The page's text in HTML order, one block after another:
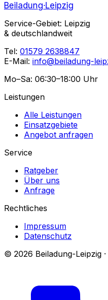
Beiladung·Leipzig
Service-Gebiet: Leipzig
& deutschlandweit
Tel: 01579 2638847
E-Mail: info@beiladung-
Mo–Sa: 06:30–18:00 Uhr
Leistungen
Alle Leistungen
Einsatzgebiete
Angebot anfragen
Service
Ratgeber
Über uns
Anfrage
Rechtliches
Impressum
Datenschutz
© 2026 Beiladung-Leipzig